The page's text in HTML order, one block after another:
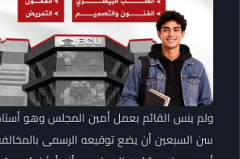
ولم ينس القائم بعمل أمين المجلس وهو
سن السبعين أن يضع توقيعه الرسمى